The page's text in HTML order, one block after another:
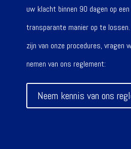
uw klacht binnen 90 dagen op
transparante manier op te lossen.
zijn van onze procedures, vragen
nemen van ons reglement:
Neem kennis van ons